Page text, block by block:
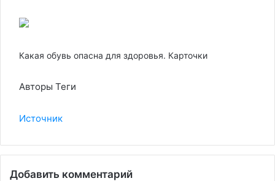
Какая обувь опасна для здоровья. Карточки
Авторы Теги
Источник
Добавить комментарий